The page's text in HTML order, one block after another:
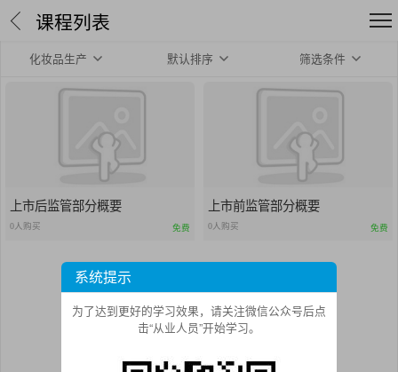
课程列表
化妆品生产 默认排序 筛选条件
上市后监管部分概要
免费
0人购买
上市前监管部分概要
免费
0人购买
系统提示
为了达到更好的学习效果，请关注微信公众号后点
击“从业人员”开始学习。